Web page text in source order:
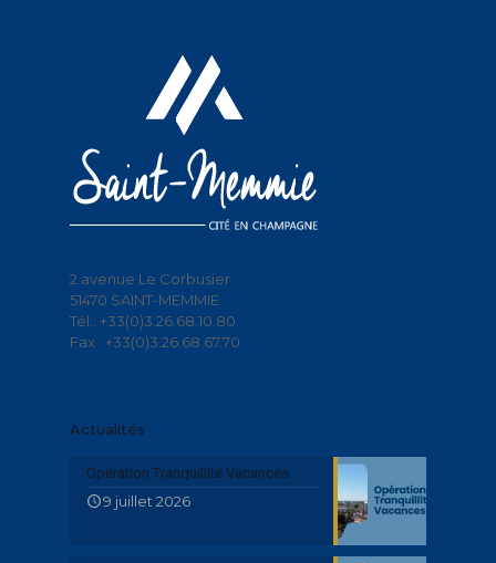
2 avenue Le Corbusier
51470 SAINT-MEMMIE
Tél.: +33(0)3.26.68.10.80
Fax : +33(0)3.26.68.67.70
Actualités
Opération Tranquillité Vacances
9 juillet 2026